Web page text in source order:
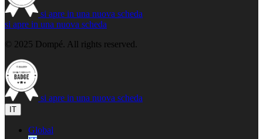
si apre in una nuova scheda
si apre in una nuova scheda
© 2025 Dompé. All rights reserved.
si apre in una nuova scheda
IT
Global